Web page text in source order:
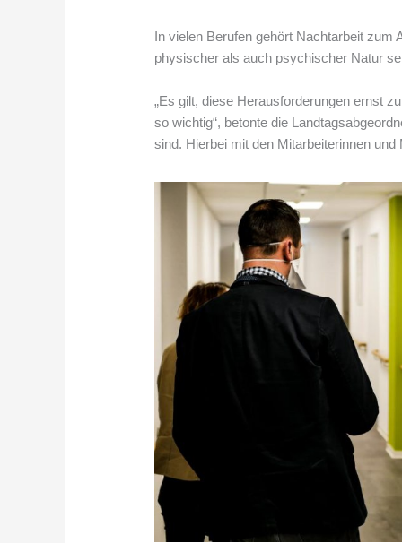
In vielen Berufen gehört Nachtarbeit zum
physischer als auch psychischer Natur
„Es gilt, diese Herausforderungen ernst
so wichtig“, betonte die
sind. Hierbei mit den Mitarbeiterinnen